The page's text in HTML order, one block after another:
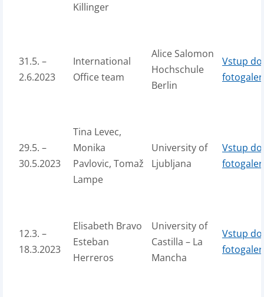
Killinger
31.5. –
2.6.2023
International
Office team
Alice Salomon
Hochschule
Berlin
Vstup do
29.5. –
30.5.2023
Tina Levec,
Monika
Pavlovic, Tomaž
Lampe
University of
Ljubljana
Vstup do
12.3. –
18.3.2023
Elisabeth Bravo
Esteban
Herreros
University of
Castilla – La
Mancha
Vstup do